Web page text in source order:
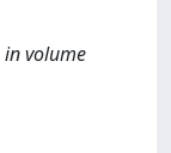
volume